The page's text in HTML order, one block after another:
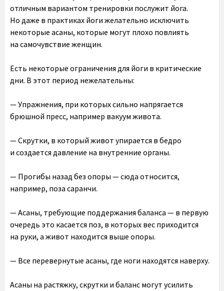
отличным вариантом тренировки послужит йога.
Но даже в практиках йоги желательно исключить
некоторые асаны, которые могут плохо повлиять
на самочувствие женщин.
Есть некоторые ограничения для йоги в критические
дни. В этот период нежелательны:
— Упражнения, при которых сильно напрягается
брюшной пресс, например вакуум живота.
— Скрутки, в который живот упирается в бедро
и создается давление на внутренние органы.
— Прогибы назад без опоры — сюда относится,
например, поза саранчи.
— Асаны, требующие поддержания баланса — в первую
очередь это касается поз, в которых вес приходится
на руки, а живот находится выше опоры.
— Все перевернутые асаны, где ноги находятся наверху.
Асаны на растяжку, скрутки и баланс могут усилить